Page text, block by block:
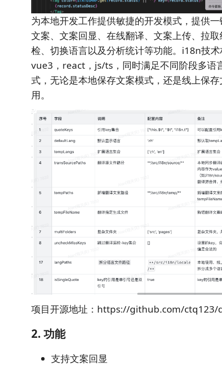
为本地开发工作提供敏捷的开发模式，提供
文案、文案回显、在线翻译、文案上传、拉
检、切换语言以及分析统计等功能。i18n技
vue3，react，js/ts，同时满足不同阶段多语
式，无论是本地保存文案模式，还是线上保
用。
项目开源地址：https://github.com/ctq123/
2. 功能
支持文案回显